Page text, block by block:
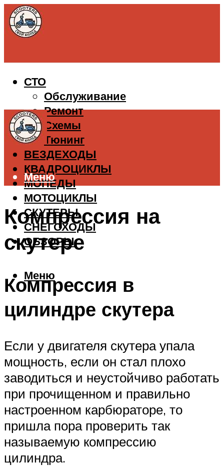
СТО
Обслуживание
Ремонт
Схемы
Тюнинг
ВЕЗДЕХОДЫ
КВАДРОЦИКЛЫ
МОПЕДЫ
МОТОЦИКЛЫ
СКУТЕРЫ
СНЕГОХОДЫ
ОБЗОРЫ
Меню
Меню
Компрессия на
скутере
Компрессия в
цилиндре скутера
Если у двигателя скутера упала
мощность, если он стал плохо
заводиться и неустойчиво работать
при прочищенном и правильно
настроенном карбюраторе, то
пришла пора проверить так
называемую компрессию
цилиндра.